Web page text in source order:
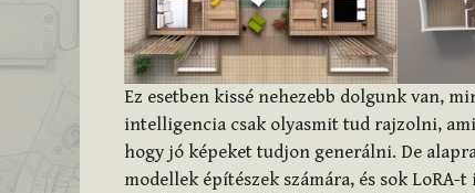
Ez esetben kissé nehezebb dolgunk van,
intelligencia csak olyasmit tud rajzolni,
hogy jó képeket tudjon generálni. De
modellek építészek számára, és sok LoRA-